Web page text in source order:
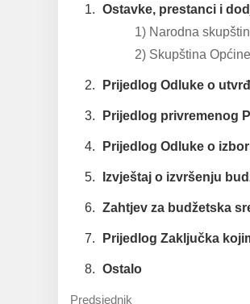
Ostavke, prestanci i
1) Narodna
2) Skupština
Prijedlog Odluke o
Prijedlog privremenog
Prijedlog Odluke o
Izvještaj o izvršenju
Zahtjev za budžetska
Prijedlog Zaključka
Ostalo
Predsjednik